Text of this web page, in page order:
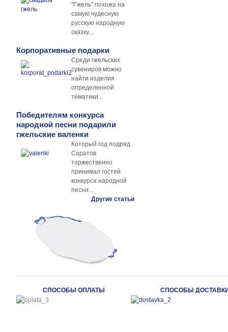
"Гжель" похожа на
самую чудесную
русскую народную
сказку...
Корпоративные подарки
Среди гжельских
сувениров можно
найти изделия
определенной
тематики...
Победителям конкурса
народной песни подарили
гжельские валенки
Который год подряд
Саратов
торжественно
принимал гостей
конкурса народной
песни...
Другие статьи
СПОСОБЫ ОПЛАТЫ СПОСОБЫ